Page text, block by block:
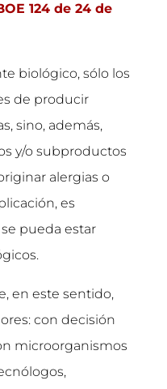
124 de 24 de
biológico, sólo los
de producir
sino, además,
y/o subproductos
alergias o
es
pueda estar
en este sentido,
con decisión
microorganismos